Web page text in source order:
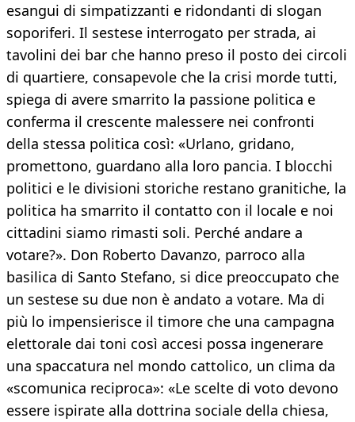
esangui di simpatizzanti e ridondanti di slogan
soporiferi. Il sestese interrogato per strada, ai
tavolini dei bar che hanno preso il posto dei circoli
di quartiere, consapevole che la crisi morde tutti,
spiega di avere smarrito la passione politica e
conferma il crescente malessere nei confronti
della stessa politica così: «Urlano, gridano,
promettono, guardano alla loro pancia. I blocchi
politici e le divisioni storiche restano granitiche, la
politica ha smarrito il contatto con il locale e noi
cittadini siamo rimasti soli. Perché andare a
votare?». Don Roberto Davanzo, parroco alla
basilica di Santo Stefano, si dice preoccupato che
un sestese su due non è andato a votare. Ma di
più lo impensierisce il timore che una campagna
elettorale dai toni così accesi possa ingenerare
una spaccatura nel mondo cattolico, un clima da
«scomunica reciproca»: «Le scelte di voto devono
essere ispirate alla dottrina sociale della chiesa,